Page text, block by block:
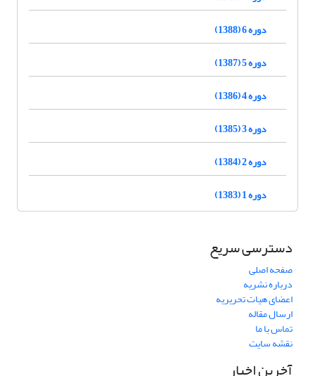
دوره 6 (1388)
دوره 5 (1387)
دوره 4 (1386)
دوره 3 (1385)
دوره 2 (1384)
دوره 1 (1383)
دسترسی سریع
صفحه اصلی
درباره نشریه
اعضای هیات تحریریه
ارسال مقاله
تماس با ما
نقشه سایت
آخرین اخبار